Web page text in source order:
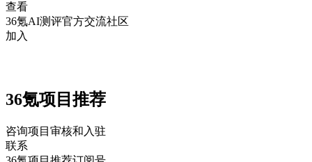
查看
36氪AI测评官方交流社区
加入
36氪项目推荐
咨询项目审核和入驻
联系